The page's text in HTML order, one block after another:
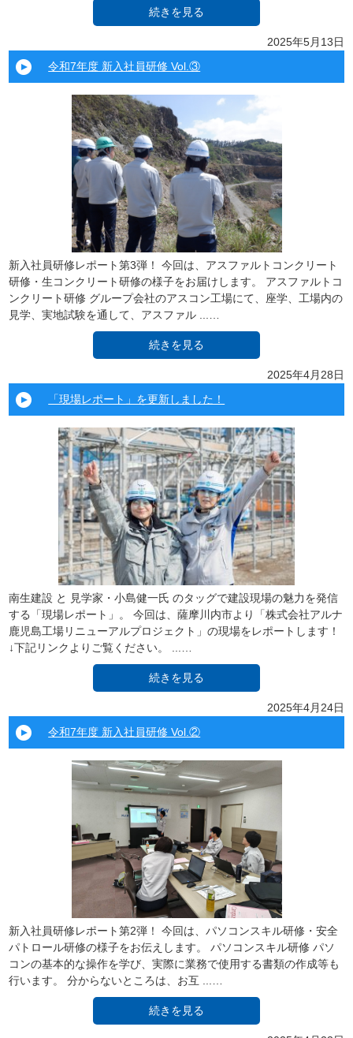
続きを見る
2025年5月13日
令和7年度 新入社員研修 Vol.③
新入社員研修レポート第3弾！ 今回は、アスファルトコンクリート
研修・生コンクリート研修の様子をお届けします。 アスファルトコ
ンクリート研修 グループ会社のアスコン工場にて、座学、工場内の
見学、実地試験を通して、アスファル ...…
続きを見る
2025年4月28日
「現場レポート」を更新しました！
南生建設 と 見学家・小島健一氏 のタッグで建設現場の魅力を発信
する「現場レポート」。 今回は、薩摩川内市より「株式会社アルナ
鹿児島工場リニューアルプロジェクト」の現場をレポートします！
↓下記リンクよりご覧ください。 ...…
続きを見る
2025年4月24日
令和7年度 新入社員研修 Vol.②
新入社員研修レポート第2弾！ 今回は、パソコンスキル研修・安全
パトロール研修の様子をお伝えします。 パソコンスキル研修 パソ
コンの基本的な操作を学び、実際に業務で使用する書類の作成等も
行います。 分からないところは、お互 ...…
続きを見る